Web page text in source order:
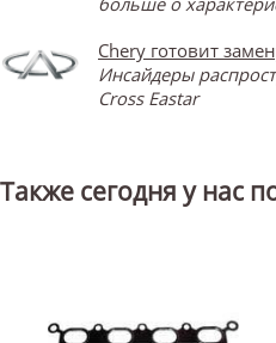
Chery готовит
Инсайдеры
Cross Eastar
Также сегодня у нас